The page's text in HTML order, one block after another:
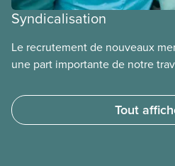
Syndicalisation
Le recrutement de nouveaux
une part importante de notre
grand nombre de travailleurs
chaque province, nous avons du
Tout